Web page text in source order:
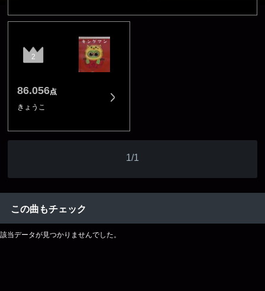
2
86.056点
きょうこ
1/1
この曲もチェック
該当データが見つかりませんでした。